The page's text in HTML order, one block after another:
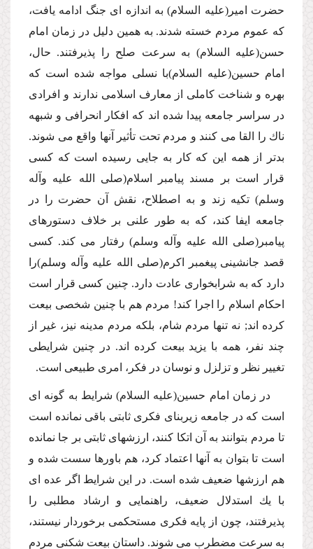
حضرت امیر(علیه السلام) به اندازه اى جنگ ادامه یافت،
كه عموم مردم خسته شدند. به همین دلیل در زمان امام
حسن(علیه السلام) به سرعت صلح را پذیرفتند. حال،
امام حسین(علیه السلام)با نسلى مواجه شده است كه
بهره و شناخت كاملى از معارف اسلامى ندارند و افرادى
در سراسر جامعه پیدا شده اند كه افكار انحرافى و شبهه
ناك را القا مى كنند و مردم تحت تأثیر آنها واقع مى شوند.
بدتر از همه این كه كار به جایى رسیده است كه كسى
قرار است بر مسند پیامبر اسلام(صلى الله علیه وآله
وسلم) تكیه زند و به اصطلاح، نقش آن حضرت را در
جامعه ایفا كند، كه به طور علنى بر خلاف دستورهاى
پیامبر(صلى الله علیه وآله وسلم) رفتار مى كند. كسى
قصد جانشینى پیغمبر اكرم(صلى الله علیه وآله وسلم)را
دارد كه به شرابخوارى عادت دارد. چنین كسى قرار است
احكام اسلام را اجرا كند! مردم هم با چنین شخصى بیعت
كرده اند; نه تنها مردم شام، بلكه مردم مدینه نیز، غیر از
چند نفر، همه با یزید بیعت كرده اند. در چنین شرایطى
تغییر نظر و تزلزل و نوسان در فكر، امرى طبیعى است.
در زمان امام حسین(علیه السلام) شرایط به گونه اى
است كه در جامعه زیربناى فكرى ثابتى باقى نمانده است
تا مردم بتوانند به آن اتكا كنند، ارزشهاى ثابتى بر جا نمانده
است تا بتوان به آنها اعتماد كرد، هم باورها سست شده و
هم ارزشها ضعیف شده است. در این شرایط اگر عده اى
با یك استدلال ضعیف، راهنمایى و ارشاد مطلبى را
پذیرفتند، چون از پایه فكرى مستحكمى برخوردار نیستند،
به سرعت مضطرب مى شوند. داستان بیعت شكنى مردم